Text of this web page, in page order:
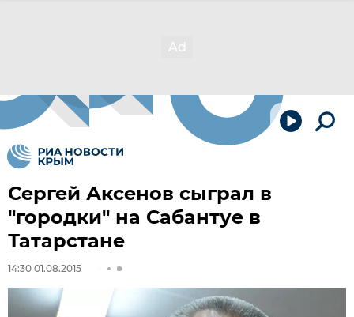
Сергей Аксенов сыграл в
"городки" на Сабантуе в
Татарстане
14:30 01.08.2015